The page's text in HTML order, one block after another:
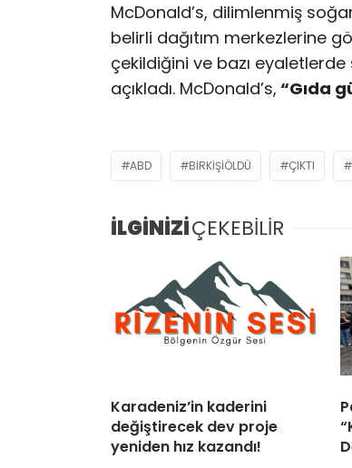
McDonald’s, dilimlenmiş
belirli dağıtım merkezlerine
çekildiğini ve bazı eyaletlerde
açıkladı. McDonald’s, “Gıda
ABD BIRKIŞIÖLDÜ ÇIKTI
İLGİNİZİÇEKEBİLİR
Karadeniz’in kaderini
değiştirecek dev proje
yeniden hız kazandı!